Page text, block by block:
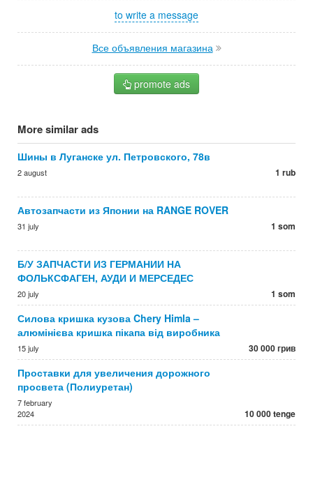
to write a message
Все объявления магазина
promote ads
More similar ads
Шины в Луганске ул. Петровского, 78в
2 august 1 rub
Автозапчасти из Японии на RANGE ROVER
31 july 1 som
Б/У ЗАПЧАСТИ ИЗ ГЕРМАНИИ НА
ФОЛЬКСФАГЕН, АУДИ И МЕРСЕДЕС
20 july 1 som
Силова кришка кузова Chery Himla –
алюмінієва кришка пікапа від виробника
15 july 30 000 грив
Проставки для увеличения дорожного
просвета (Полиуретан)
7 february
2024
10 000 tenge